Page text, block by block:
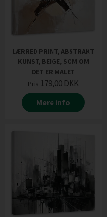
LÆRRED PRINT, ABSTRAKT
KUNST, BEIGE, SOM OM
DET ER MALET
Pris 179,00 DKK
Mere info